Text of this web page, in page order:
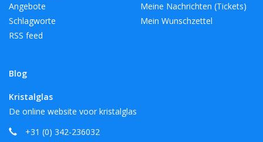
Angebote
Schlagworte
RSS feed
Blog
Meine Nachrichten (Tickets)
Mein Wunschzettel
Kristalglas
De online website voor kristalglas
+31 (0) 342-236032